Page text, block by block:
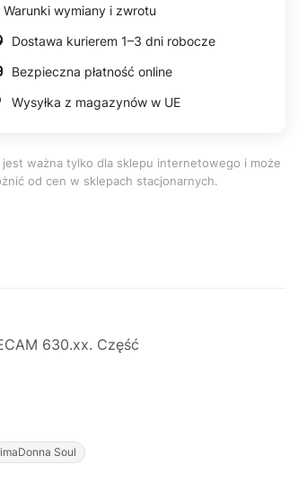
Warunki wymiany i zwrotu
Dostawa kurierem 1–3 dni robocze
Bezpieczna płatność online
Wysyłka z magazynów w UE
jest ważna tylko dla sklepu internetowego i może
od cen w sklepach stacjonarnych.
630.xx. Część
Soul
Justyna — konsultant AI